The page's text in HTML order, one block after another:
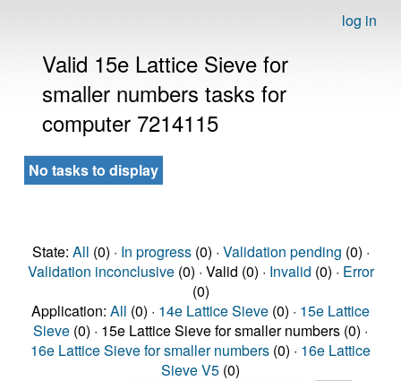
log in
Valid 15e Lattice Sieve for
smaller numbers tasks for
computer 7214115
No tasks to display
State: All (0) · In progress(0) · Validation pending (0) ·
Validation inconclusive(0) · Valid (0) · Invalid (0) · Error
(0)
Application: All (0) · 14e Lattice Sieve (0) · 15e Lattice
Sieve (0) · 15e Lattice Sieve for smaller numbers (0) ·
16e Lattice Sieve for smaller numbers (0) · 16e Lattice
Sieve V5 (0)